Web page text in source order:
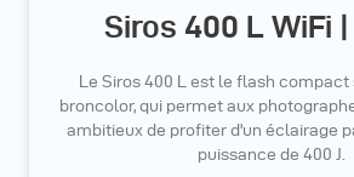
Siros 400 L WiFi |
Le Siros 400 L est le flash compact
broncolor, qui permet aux
ambitieux de profiter d'un éclairage
puissance de 400 J.